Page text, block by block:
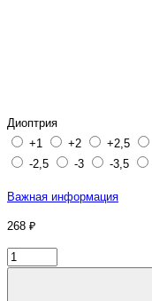
Диоптрия
+1
+2 +2,5
-2,5
-3 -3,5
Важная информация
268 ₽